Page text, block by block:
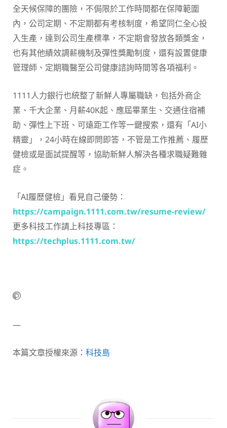
全天候保障的團險，不侷限於工作時間都在保障範圍
內，公司定期、不定期都有考核制度，希望同仁全心投
入生產，達到公司生產標準，不定期會發放各類獎金，
也有其他績效調薪機制及彈性獎勵制度，還有設置健康
管理師、定期職醫至公司健康諮詢時間等各項福利。
1111人力銀行也統整了新鮮人專屬職缺，包括外商企
業、千大企業、月薪40K起、應屆畢業生、交通住宿補
助、彈性上下班、可遠距工作等一鍵搜索，還有「AI小
精靈」，24小時在線即問即答，不管是工作推薦、履歷
健檢或是面試提醒等，協助新鮮人解決各種求職疑難雜
症。
「AI履歷健檢」看見自己優勢：
https://campaign.1111.com.tw/resume-review/
更多科技工作請上科技專區：
https://techplus.1111.com.tw/
—
本篇文章授權來源： 科技島